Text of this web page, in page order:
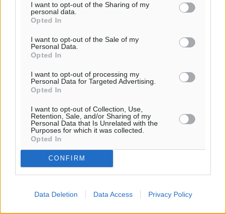
I want to opt-out of the Sharing of my
personal data.
Opted In
I want to opt-out of the Sale of my
Personal Data.
Opted In
I want to opt-out of processing my
Personal Data for Targeted Advertising.
Opted In
I want to opt-out of Collection, Use,
Retention, Sale, and/or Sharing of my
Personal Data that Is Unrelated with the
Purposes for which it was collected.
Opted In
CONFIRM
Data Deletion Data Access Privacy Policy
Η Λέσχη Lions Ρόδου προσφέρει
πλαστικά καπάκια για αναπηρικό
αμαξίδιο
Η Λέσχη Lions Ρόδου τη Δευτέρα 5 Δεκεμβρίου 2016
προσέφερε στον Ερυθρό Σταυρό περισσότερα από
8.000 πλαστικά καπάκια. Η Λέσχη Lions Ρόδου τους
τελευταίους μήνες συγκέντρωνε ...
08.12.16, 15:23